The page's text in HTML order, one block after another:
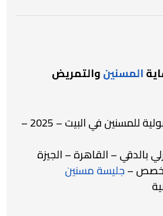
المسنينوالتمريض
✔️ تغيير القسطرة البولية للمسنين في البيت – 2025 –
بالدقي – القاهرة – الجيزة
–جليسة مسنين